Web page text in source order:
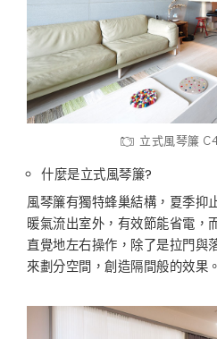
立式風琴簾
什麼是立式風琴簾?
風琴簾有獨特蜂巢結構，夏季抑
暖氣流出室外，有效節能省電，
直覺地左右操作，除了是拉門與
來劃分空間，創造隔間般的效果。